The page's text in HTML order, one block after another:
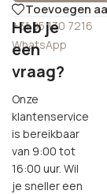
Toevoegen
+31 85 130 7216
WhatsApp
Heb je
een
vraag?
Onze
klantenservice
is bereikbaar
van 9:00 tot
16:00 uur. Wil
je sneller een